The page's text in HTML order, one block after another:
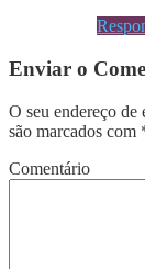
Enviar o
O seu endereço de
são marcados com
Comentário